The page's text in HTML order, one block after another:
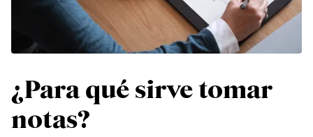
¿Para qué sirve tomar
notas?